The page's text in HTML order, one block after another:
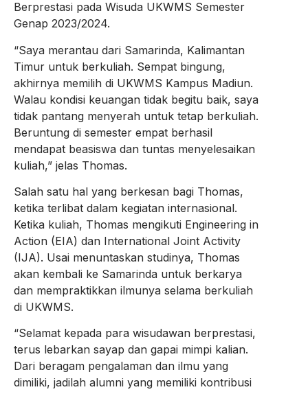
Berprestasi pada Wisuda UKWMS Semester
Genap 2023/2024.
“Saya merantau dari Samarinda, Kalimantan
Timur untuk berkuliah. Sempat bingung,
akhirnya memilih di UKWMS Kampus Madiun.
Walau kondisi keuangan tidak begitu baik, saya
tidak pantang menyerah untuk tetap berkuliah.
Beruntung di semester empat berhasil
mendapat beasiswa dan tuntas menyelesaikan
kuliah,” jelas Thomas.
Salah satu hal yang berkesan bagi Thomas,
ketika terlibat dalam kegiatan internasional.
Ketika kuliah, Thomas mengikuti Engineering in
Action (EIA) dan International Joint Activity
(IJA). Usai menuntaskan studinya, Thomas
akan kembali ke Samarinda untuk berkarya
dan mempraktikkan ilmunya selama berkuliah
di UKWMS.
“Selamat kepada para wisudawan berprestasi,
terus lebarkan sayap dan gapai mimpi kalian.
Dari beragam pengalaman dan ilmu yang
dimiliki, jadilah alumni yang memiliki kontribusi